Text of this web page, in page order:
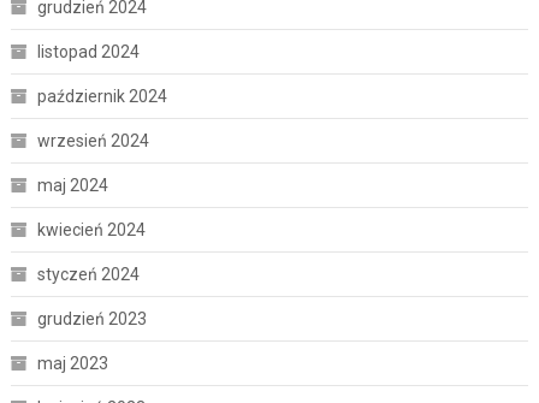
grudzień 2024
listopad 2024
październik 2024
wrzesień 2024
maj 2024
kwiecień 2024
styczeń 2024
grudzień 2023
maj 2023